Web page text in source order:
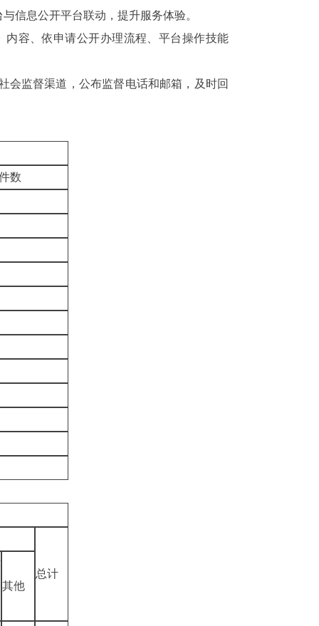
信息公开平台联动，提升服务体验。
容、依申请公开办理流程、平台操作技能
会监督渠道，公布监督电话和邮箱，及时回
数
总计
其他